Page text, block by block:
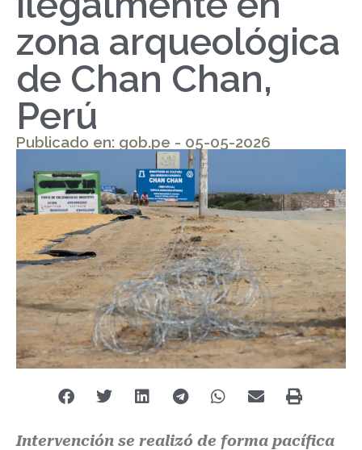
zona arqueológica
de Chan Chan,
Perú
Publicado en: gob.pe - 05-05-2026
Intervención se realizó de forma pacífica